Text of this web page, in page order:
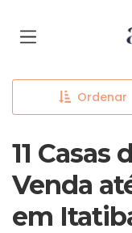
Ordenar
11 Casas
Venda
em